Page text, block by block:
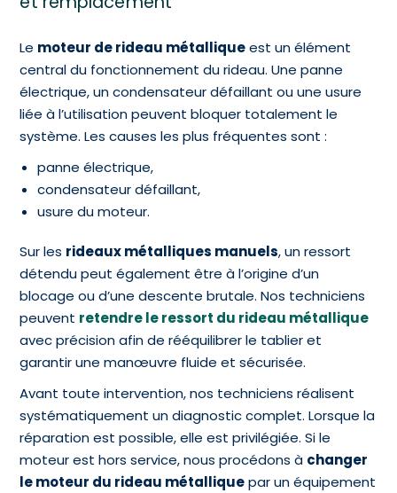
Le moteur de rideau métalliqueest un élément
central du fonctionnement du rideau. Une panne
électrique, un condensateur défaillant ou une usure
liée à l’utilisation peuvent bloquer totalement le
système. Les causes les plus fréquentes sont :
panne électrique,
condensateur défaillant,
usure du moteur.
Sur les rideaux métalliques manuels, un ressort
détendu peut également être à l’origine d’un
blocage ou d’une descente brutale. Nos techniciens
peuvent retendre le ressort du rideau métallique
avec précision afin de rééquilibrer le tablier et
garantir une manœuvre fluide et sécurisée.
Avant toute intervention, nos techniciens réalisent
systématiquement un diagnostic complet. Lorsque la
réparation est possible, elle est privilégiée. Si le
moteur est hors service, nous procédons à changer
le moteur du rideau métalliquepar un équipement